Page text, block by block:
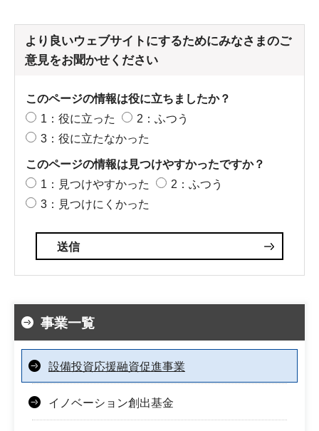
より良いウェブサイトにするためにみなさまのご
意見をお聞かせください
このページの情報は役に立ちましたか？
1：役に立った
2：ふつう
3：役に立たなかった
このページの情報は見つけやすかったですか？
1：見つけやすかった
2：ふつう
3：見つけにくかった
事業一覧
設備投資応援融資促進事業
イノベーション創出基金